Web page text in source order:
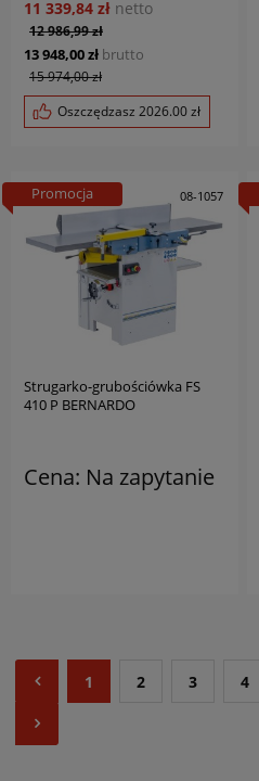
13 948,00 zł brutto
15 974,00 zł
Oszczędzasz 2026.00zł
11 339,84 zł netto
12 986,99 zł
08-1057
Strugarko-grubościówka FS
410 P BERNARDO
Cena: Na zapytanie
Promocja
1 2 3 4